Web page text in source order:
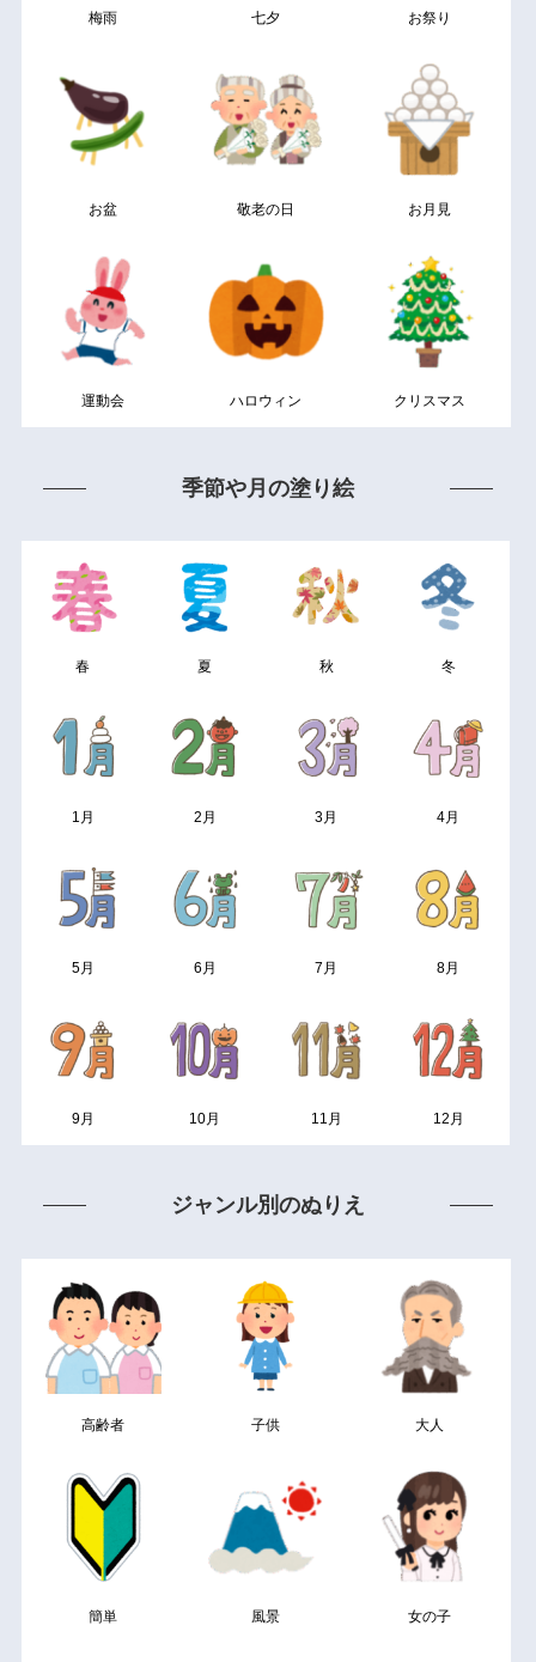
梅雨 七夕 お祭り
お盆 敬老の日 お月見
運動会 ハロウィン クリスマス
季節や月の塗り絵
春 夏 秋 冬
1月 2月 3月 4月
5月 6月 7月 8月
9月 10月 11月 12月
ジャンル別のぬりえ
高齢者 子供 大人
簡単 風景 女の子